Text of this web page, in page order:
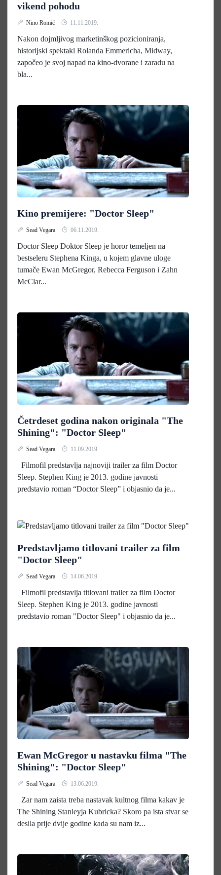
vikend pohodu
Nino Romić 11.11.2019.
Nakon dojmljivog marketinškog pozicioniranja,
historijski spektakl Rolanda Emmericha, Midway,
započeo je svoj napad na kino-dvorane i zaradu na
bla...
Kino premijere: "Doctor Sleep"
Sead Vegara 06.11.2019.
Doctor Sleep Doktor Sleep je horor temeljen na
bestseleru Stephena Kinga, u kojem glavne uloge
tumače Ewan McGregor, Rebecca Ferguson i Zahn
McClar...
Četrdeset godina nakon originala "The
Shining": "Doctor Sleep"
Sead Vegara 11.09.2019.
Filmofil predstavlja najnoviji trailer za film Doctor
Sleep. Stephen King je 2013. godine javnosti
predstavio roman “Doctor Sleep” i objasnio da je...
Predstavljamo titlovani trailer za film
"Doctor Sleep"
Sead Vegara 14.06.2019.
Filmofil predstavlja titlovani trailer za film Doctor
Sleep. Stephen King je 2013. godine javnosti
predstavio roman "Doctor Sleep" i objasnio da je...
Ewan McGregor u nastavku filma "The
Shining": "Doctor Sleep"
Sead Vegara 13.06.2019.
Zar nam zaista treba nastavak kultnog filma kakav je
The Shining Stanleyja Kubricka? Skoro pa ista stvar se
desila prije dvije godine kada su nam iz...